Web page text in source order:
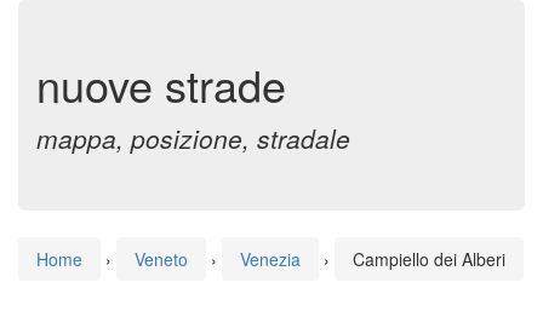
nuove strade
mappa, posizione, stradale
Home › Veneto › Venezia › Campiello dei Alberi